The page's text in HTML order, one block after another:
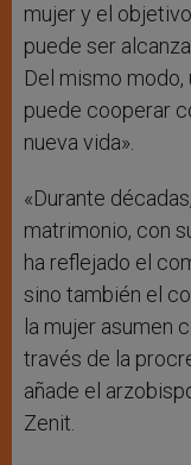
mujer y el
puede ser
Del mismo
puede cooperar
nueva vida».
«Durante
matrimonio, con
ha reflejado el
sino también el
la mujer asumen
través de la
añade el
Zenit.